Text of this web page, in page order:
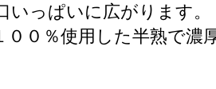
っぱいに広がります。
０％使用した半熟で濃